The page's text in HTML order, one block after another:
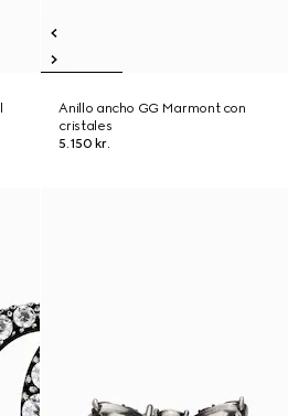
Anillo ancho GG Marmont con
cristales
5.150 kr.